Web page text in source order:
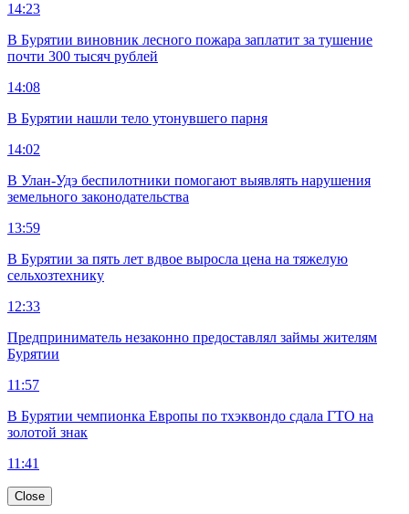
14:23
В Бурятии виновник лесного пожара заплатит за тушение
почти 300 тысяч рублей
14:08
В Бурятии нашли тело утонувшего парня
14:02
В Улан-Удэ беспилотники помогают выявлять нарушения
земельного законодательства
13:59
В Бурятии за пять лет вдвое выросла цена на тяжелую
сельхозтехнику
12:33
Предприниматель незаконно предоставлял займы жителям
Бурятии
11:57
В Бурятии чемпионка Европы по тхэквондо сдала ГТО на
золотой знак
11:41
Close